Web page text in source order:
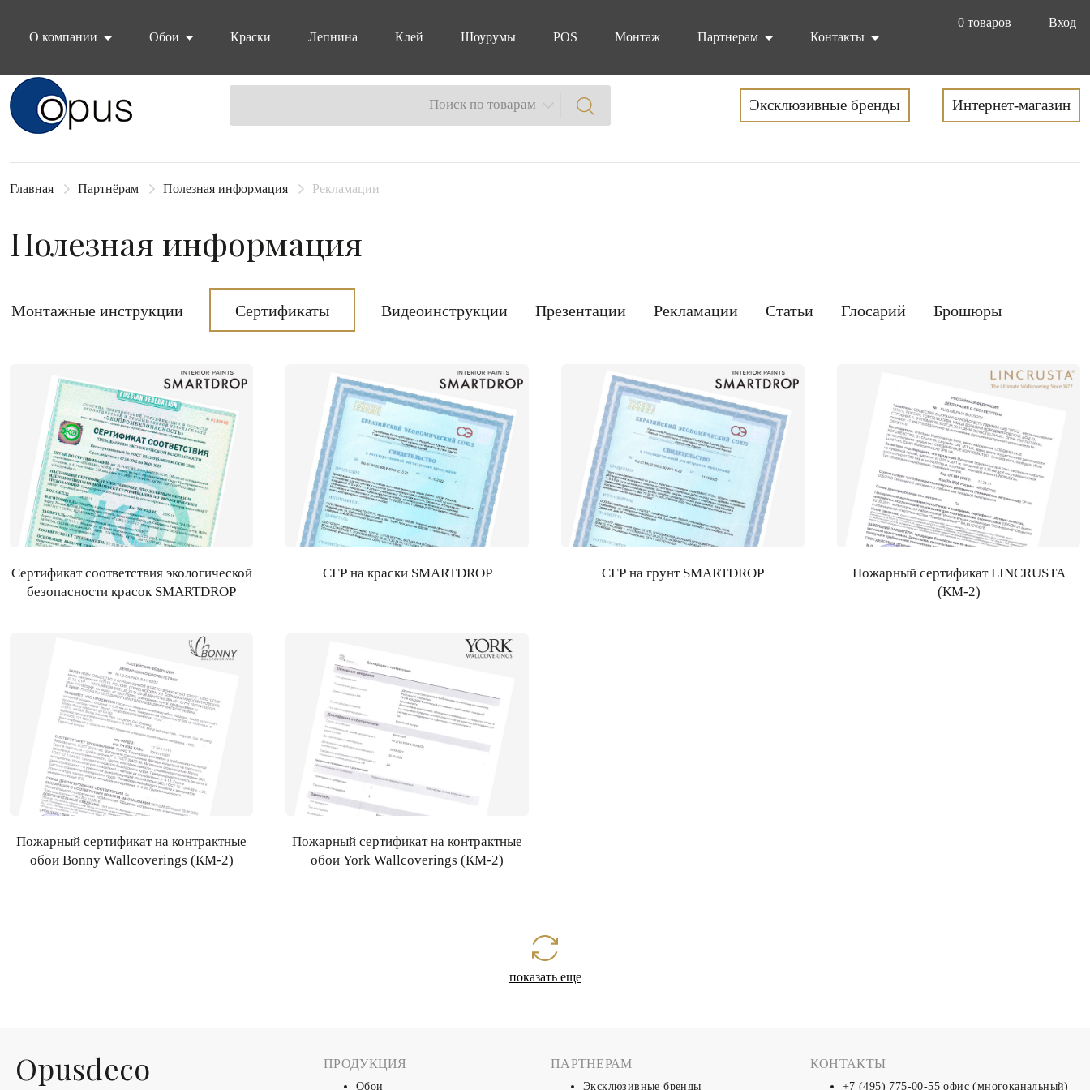
0 товаров
Вход
О компании
Обои Краски Лепнина Клей Шоурумы POS Монтаж Партнерам Контакты
Блок поиска Поиск по товарам Эксклюзивные бренды Интернет-магазин
Главная Партнёрам Полезная информация Рекламации
Полезная информация
Монтажные инструкции Сертификаты Видеоинструкции Презентации Рекламации Статьи Глосарий Брошюры
Сертификат соответствия экологической
безопасности красок SMARTDROP
СГР на краски SMARTDROP СГР на грунт SMARTDROP
Пожарный сертификат LINCRUSTA
(КМ-2)
Пожарный сертификат на контрактные
обои Bonny Wallcoverings (КМ-2)
Пожарный сертификат на контрактные
обои York Wallcoverings (КМ-2)
показать еще
Оpusdeco ПРОДУКЦИЯ
Обои
ПАРТНЕРАМ
Эксклюзивные бренды
КОНТАКТЫ
+7 (495) 775-00-55 офис (многоканальный)